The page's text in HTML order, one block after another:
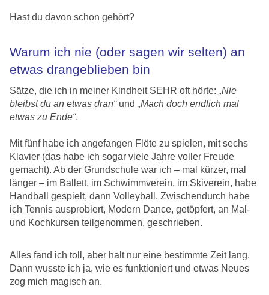
Hast du davon schon gehört?
Warum ich nie (oder sagen wir selten) an
etwas drangeblieben bin
Sätze, die ich in meiner Kindheit SEHR oft hörte: „Nie
bleibst du an etwas dran“und „Mach doch endlich mal
etwas zu Ende“.
Mit fünf habe ich angefangen Flöte zu spielen, mit sechs
Klavier (das habe ich sogar viele Jahre voller Freude
gemacht). Ab der Grundschule war ich – mal kürzer, mal
länger – im Ballett, im Schwimmverein, im Skiverein, habe
Handball gespielt, dann Volleyball. Zwischendurch habe
ich Tennis ausprobiert, Modern Dance, getöpfert, an Mal-
und Kochkursen teilgenommen, geschrieben.
Alles fand ich toll, aber halt nur eine bestimmte Zeit lang.
Dann wusste ich ja, wie es funktioniert und etwas Neues
zog mich magisch an.